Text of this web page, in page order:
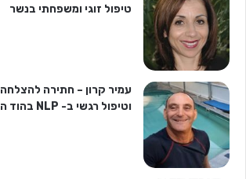
טיפול זוגי ומשפחתי בנשר
עמיר קרון – חתירה להצלחה
וטיפול רגשי ב- NLP בהוד השרון